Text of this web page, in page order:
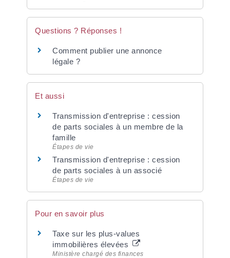
Questions ? Réponses !
Comment publier une annonce
légale ?
Et aussi
Transmission d'entreprise : cession
de parts sociales à un membre de la
famille
Étapes de vie
Transmission d'entreprise : cession
de parts sociales à un associé
Étapes de vie
Pour en savoir plus
Taxe sur les plus-values
immobilières élevées
Ministère chargé des finances